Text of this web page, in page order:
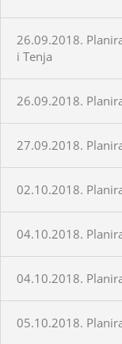
26.09.2018.
i Tenja
26.09.2018.
27.09.2018.
02.10.2018.
04.10.2018.
04.10.2018.
05.10.2018.